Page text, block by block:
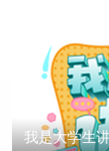
我是大学生